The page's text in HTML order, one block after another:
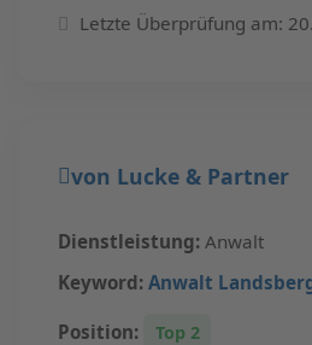
Letzte Überprüfung am:
von Lucke & Partner
Dienstleistung: Anwalt
Keyword: Anwalt
Position: Top 2